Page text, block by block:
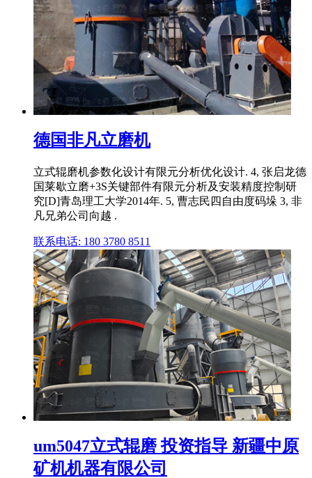
德国非凡立磨机
立式辊磨机参数化设计有限元分析优化设计. 4, 张启龙德
国莱歇立磨+3S关键部件有限元分析及安装精度控制研
究[D]青岛理工大学2014年. 5, 曹志民四自由度码垛 3, 非
凡兄弟公司向越 .
联系电话: 180 3780 8511
um5047立式辊磨 投资指导 新疆中原
矿机机器有限公司